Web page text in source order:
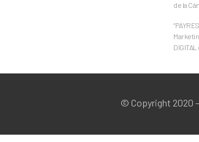
de la
© Copyright 2020